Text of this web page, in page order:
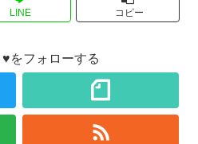
LINE コピー
をフォローする